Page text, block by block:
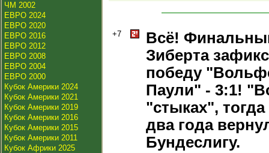
ЧМ 2002
ЕВРО 2024
ЕВРО 2020
ЕВРО 2016
ЕВРО 2012
ЕВРО 2008
ЕВРО 2004
ЕВРО 2000
Кубок Америки 2024
Кубок Америки 2021
Кубок Америки 2019
Кубок Америки 2016
Кубок Америки 2015
Кубок Америки 2011
Кубок Африки 2025
+7
Всё!
Зиберта
победу
Паули" - 3:1!
"стыках",
два года
Бундеслигу.